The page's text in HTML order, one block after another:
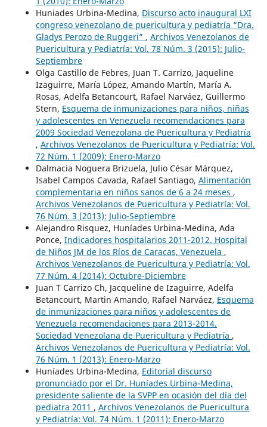
Huniades Urbina-Medina, Discurso acto inaugural LXI
congreso venezolano de puericultura y pediatría “Dra.
Gladys Perozo de Ruggeri” , Archivos Venezolanos de
Puericultura y Pediatría: Vol. 78 Núm. 3 (2015): Julio-
Septiembre
Olga Castillo de Febres, Juan T. Carrizo, Jaqueline
Izaguirre, María López, Amando Martín, María A.
Rosas, Adelfa Betancourt, Rafael Narváez, Guillermo
Stern, Esquema de inmunizaciones para niños, niñas
y adolescentes en Venezuela recomendaciones para
2009 Sociedad Venezolana de Puericultura y Pediatría
, Archivos Venezolanos de Puericultura y Pediatría: Vol.
72 Núm. 1 (2009): Enero-Marzo
Dalmacia Noguera Brizuela, Julio César Márquez,
Isabel Campos Cavada, Rafael Santiago, Alimentación
complementaria en niños sanos de 6 a 24 meses ,
Archivos Venezolanos de Puericultura y Pediatría: Vol.
76 Núm. 3 (2013): Julio-Septiembre
Alejandro Risquez, Huníades Urbina-Medina, Ada
Ponce, Indicadores hospitalarios 2011-2012. Hospital
de Niños JM de los Ríos de Caracas, Venezuela ,
Archivos Venezolanos de Puericultura y Pediatría: Vol.
77 Núm. 4 (2014): Octubre-Diciembre
Juan T Carrizo Ch, Jacqueline de Izaguirre, Adelfa
Betancourt, Martin Amando, Rafael Narváez, Esquema
de inmunizaciones para niños y adolescentes de
Venezuela recomendaciones para 2013-2014.
Sociedad Venezolana de Puericultura y Pediatría ,
Archivos Venezolanos de Puericultura y Pediatría: Vol.
76 Núm. 1 (2013): Enero-Marzo
Huníades Urbina-Medina, Editorial discurso
pronunciado por el Dr. Huníades Urbina-Medina,
presidente saliente de la SVPP en ocasión del día del
pediatra 2011 , Archivos Venezolanos de Puericultura
y Pediatría: Vol. 74 Núm. 1 (2011): Enero-Marzo